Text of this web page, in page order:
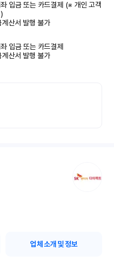
입금 또는 카드결제 (※ 개인 고객
산서 발행 불가
입금 또는 카드결제
산서 발행 불가
업체 소개 및 정보